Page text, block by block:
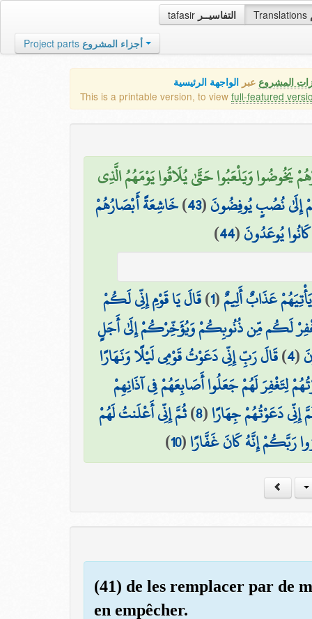
tafasir التفاسيــر Translations
Project parts أجزاء المشروع
المشروع عبر الواجهة الرئيسية
This is a printable version, to view full-featured
يَخُوضُوا وَيَلْعَبُوا حَتَّىٰ يُلَاقُوا يَوْمَهُمُ الَّذِي
إِلَىٰ نُصُبٍ يُوفِضُونَ(
43
)خَاشِعَةً أَبْصَارُهُمْ
يُوعَدُونَ(
44
)
عَذَابٌ أَلِيمٌ(
1
)قَالَ يَا قَوْمِ إِنِّي لَكُمْ
لَكُم مِّن ذُنُوبِكُمْ وَيُؤَخِّرْكُمْ إِلَىٰ أَجَلٍ
(
4
)قَالَ رَبِّ إِنِّي دَعَوْتُ قَوْمِي لَيْلًا وَنَهَارًا
لِتَغْفِرَ لَهُمْ جَعَلُوا أَصَابِعَهُمْ فِي آذَانِهِمْ
إِنِّي دَعَوْتُهُمْ جِهَارًا(
8
)ثُمَّ إِنِّي أَعْلَنتُ لَهُمْ
رَبَّكُمْ إِنَّهُ كَانَ غَفَّارًا(
10
)
(41) de les remplacer par de
en empêcher.